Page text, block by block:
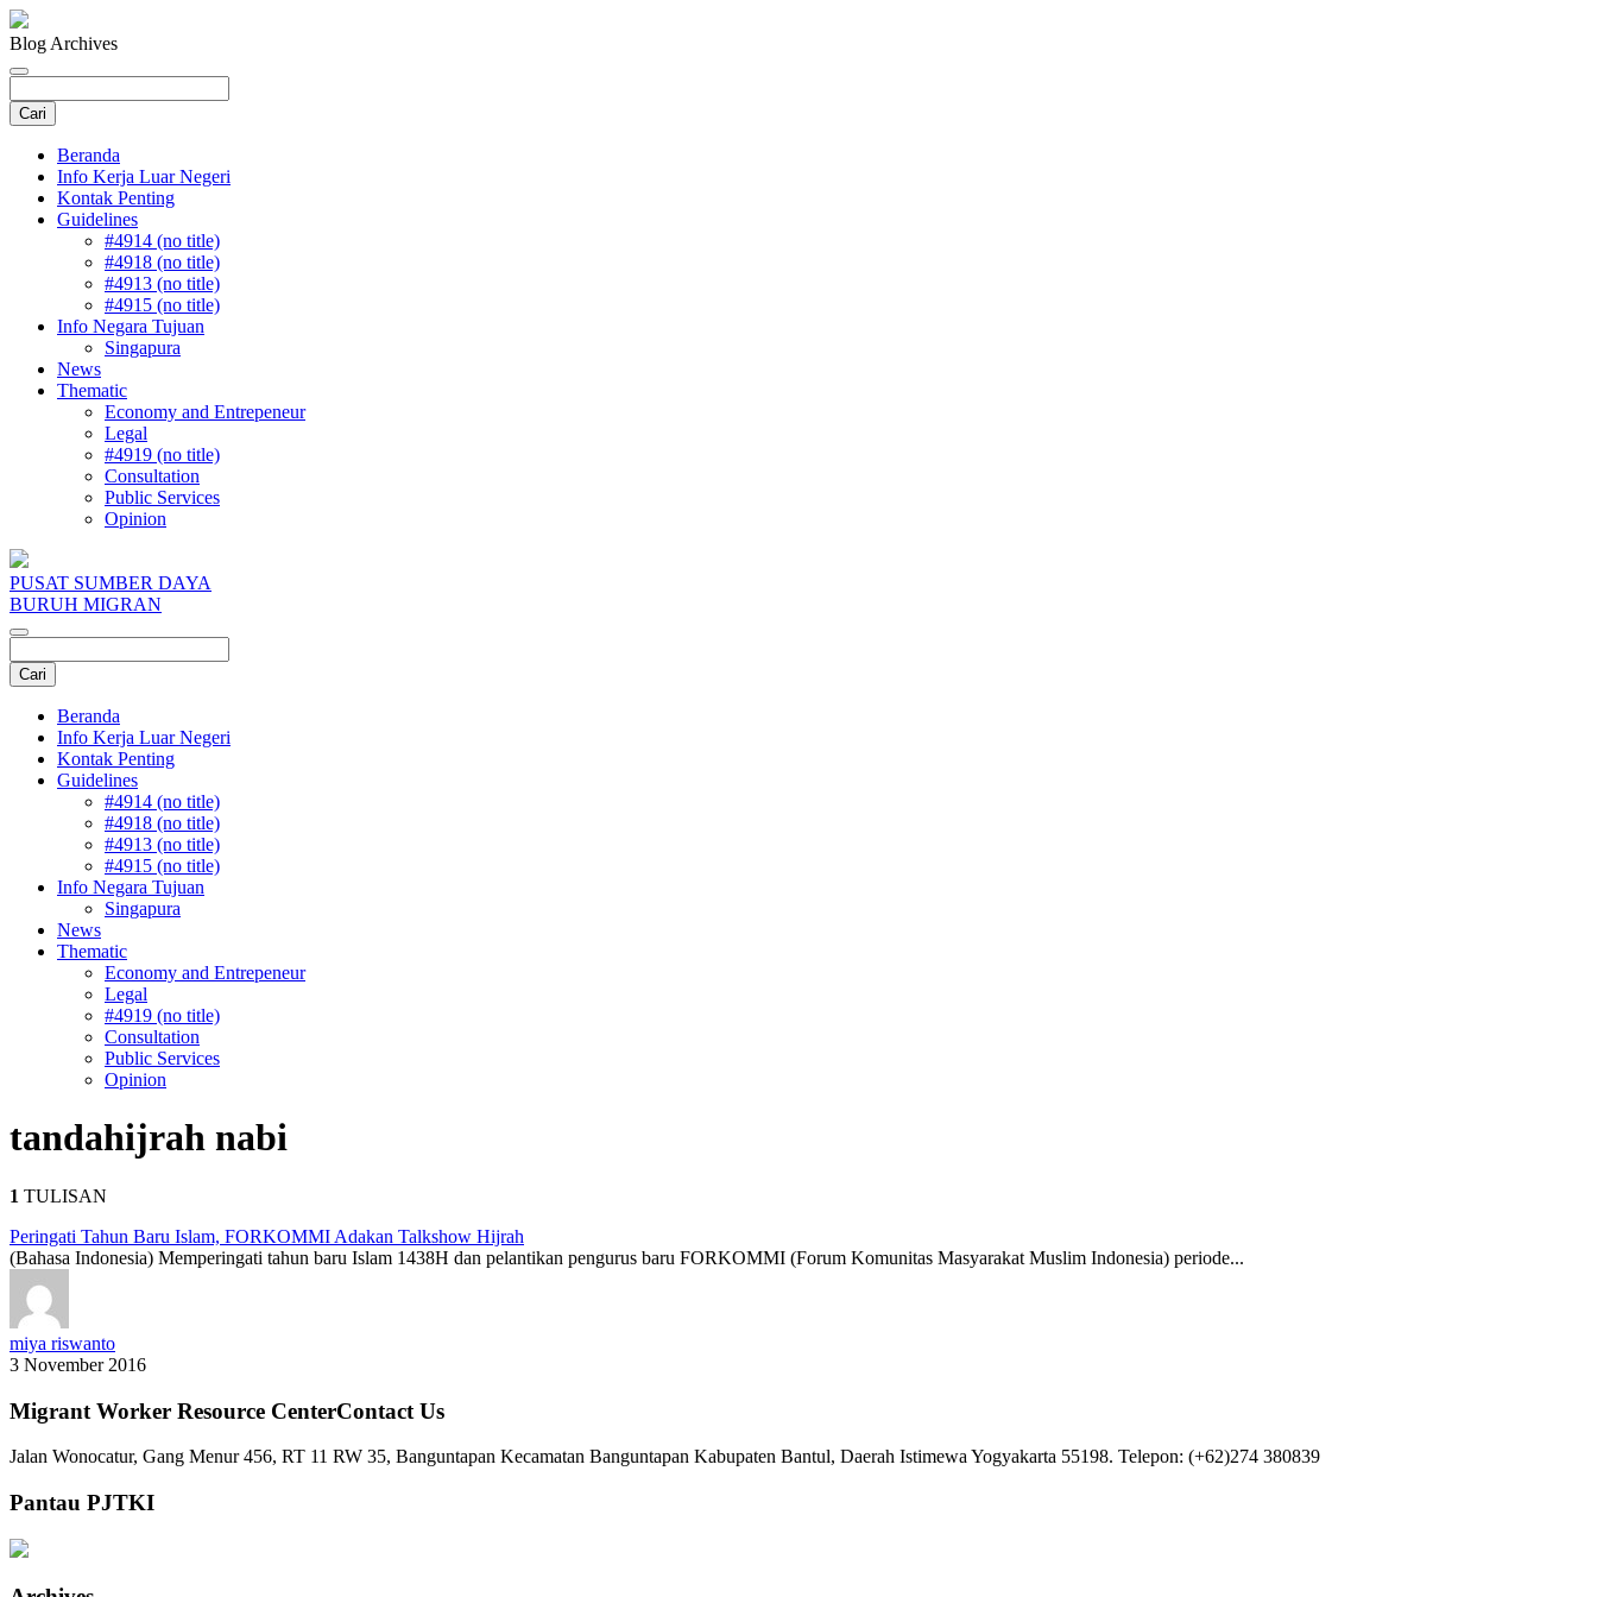
Blog Archives
Beranda
Info Kerja Luar Negeri
Kontak Penting
Guidelines
#4914 (no title)
#4918 (no title)
#4913 (no title)
#4915 (no title)
Info Negara Tujuan
Singapura
News
Thematic
Economy and Entrepeneur
Legal
#4919 (no title)
Consultation
Public Services
Opinion
PUSAT SUMBER DAYA
BURUH MIGRAN
Beranda
Info Kerja Luar Negeri
Kontak Penting
Guidelines
#4914 (no title)
#4918 (no title)
#4913 (no title)
#4915 (no title)
Info Negara Tujuan
Singapura
News
Thematic
Economy and Entrepeneur
Legal
#4919 (no title)
Consultation
Public Services
Opinion
tandahijrah nabi
1 TULISAN
Peringati Tahun Baru Islam, FORKOMMI Adakan Talkshow Hijrah
(Bahasa Indonesia) Memperingati tahun baru Islam 1438H dan pelantikan pengurus baru FORKOMMI (Forum Komunitas Masyarakat Muslim Indonesia) periode...
miya riswanto
3 November 2016
Migrant Worker Resource CenterContact Us
Jalan Wonocatur, Gang Menur 456, RT 11 RW 35, Banguntapan Kecamatan Banguntapan Kabupaten Bantul, Daerah Istimewa Yogyakarta 55198. Telepon: (+62)274 380839
Pantau PJTKI